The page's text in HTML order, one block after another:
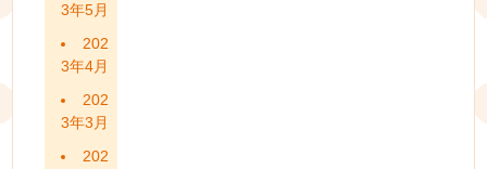
3年5月
202
3年4月
202
3年3月
202